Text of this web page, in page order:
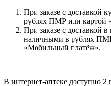
При заказе с доставкой
рублях ПМР или картой
При заказе с доставкой
наличными в рублях
«Мобильный платёж».
В интернет-аптеке доступно 2